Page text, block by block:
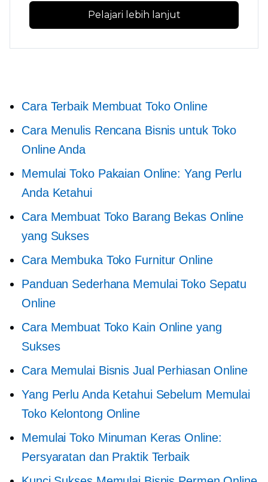
Pelajari lebih lanjut
Cara Terbaik Membuat Toko Online
Cara Menulis Rencana Bisnis untuk Toko
Online Anda
Memulai Toko Pakaian Online: Yang Perlu
Anda Ketahui
Cara Membuat Toko Barang Bekas Online
yang Sukses
Cara Membuka Toko Furnitur Online
Panduan Sederhana Memulai Toko Sepatu
Online
Cara Membuat Toko Kain Online yang
Sukses
Cara Memulai Bisnis Jual Perhiasan Online
Yang Perlu Anda Ketahui Sebelum Memulai
Toko Kelontong Online
Memulai Toko Minuman Keras Online:
Persyaratan dan Praktik Terbaik